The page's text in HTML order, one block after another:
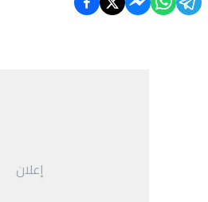
مواقف
إعلان